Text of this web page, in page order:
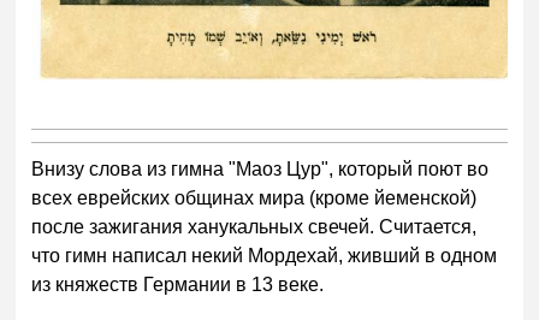
Внизу слова из гимна "Маоз Цур", который поют во
всех еврейских общинах мира (кроме йеменской)
после зажигания ханукальных свечей. Считается,
что гимн написал некий Мордехай, живший в одном
из княжеств Германии в 13 веке.